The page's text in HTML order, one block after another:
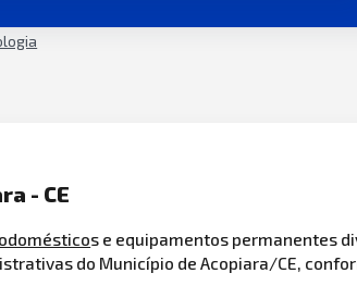
- CE
s e equipamentos permanentes
do Município de Acopiara/CE,